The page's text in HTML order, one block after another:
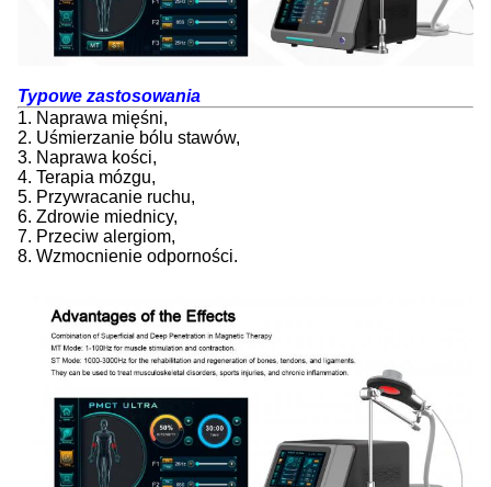
Typowe zastosowania
1. Naprawa mięśni,
2. Uśmierzanie bólu stawów,
3. Naprawa kości,
4. Terapia mózgu,
5. Przywracanie ruchu,
6. Zdrowie miednicy,
7. Przeciw alergiom,
8. Wzmocnienie odporności.